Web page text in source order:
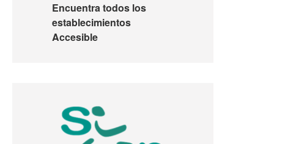
Encuentra todos los
establecimientos
Accesible